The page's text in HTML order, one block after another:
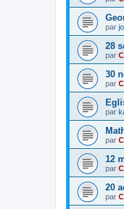
par
28
par
30
par
par
par
12
par
20
par